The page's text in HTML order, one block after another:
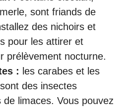
sont friands de
des nichoirs et
pour les attirer et
prélèvement nocturne.
: les carabes et les
des insectes
de limaces. Vous pouvez